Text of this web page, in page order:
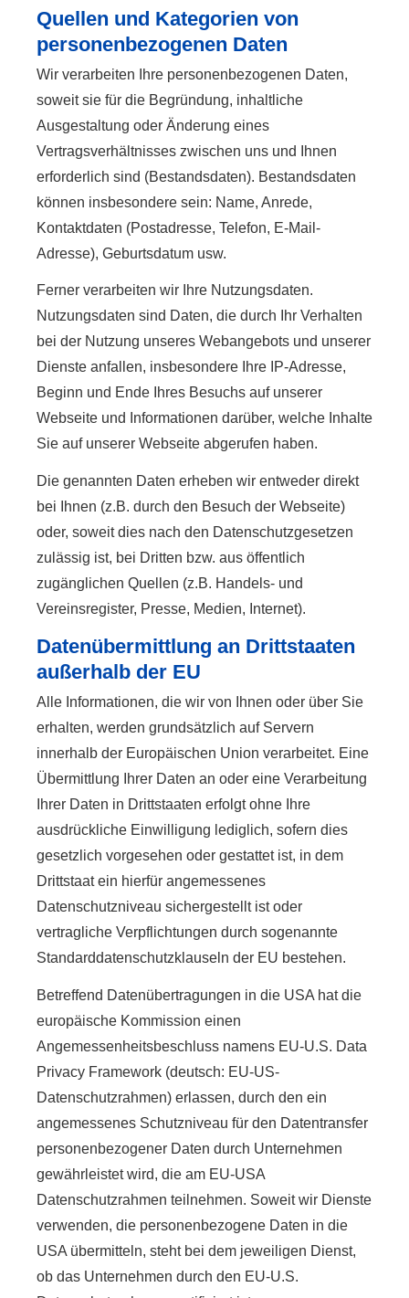
Quellen und Kategorien von
personenbezogenen Daten
Wir verarbeiten Ihre personenbezogenen Daten,
soweit sie für die Begründung, inhaltliche
Ausgestaltung oder Änderung eines
Vertragsverhältnisses zwischen uns und Ihnen
erforderlich sind (Bestandsdaten). Bestandsdaten
können insbesondere sein: Name, Anrede,
Kontaktdaten (Postadresse, Telefon, E-Mail-
Adresse), Geburts­datum usw.
Ferner verarbeiten wir Ihre Nutzungsdaten.
Nutzungsdaten sind Daten, die durch Ihr Verhalten
bei der Nutzung unseres Webangebots und unserer
Dienste anfallen, insbesondere Ihre IP-Adresse,
Beginn und Ende Ihres Besuchs auf unserer
Webseite und Informationen darüber, welche Inhalte
Sie auf unserer Webseite abgerufen haben.
Die genannten Daten erheben wir entweder direkt
bei Ihnen (z.B. durch den Besuch der Webseite)
oder, soweit dies nach den Datenschutzgesetzen
zulässig ist, bei Dritten bzw. aus öffentlich
zugänglichen Quellen (z.B. Handels- und
Vereinsregister, Presse, Medien, Internet).
Datenübermittlung an Drittstaaten
außerhalb der EU
Alle Informationen, die wir von Ihnen oder über Sie
erhalten, werden grundsätzlich auf Servern
innerhalb der Europäischen Union verarbeitet. Eine
Übermittlung Ihrer Daten an oder eine Verarbeitung
Ihrer Daten in Drittstaaten erfolgt ohne Ihre
ausdrückliche Einwilligung lediglich, sofern dies
gesetzlich vorgesehen oder gestattet ist, in dem
Drittstaat ein hierfür angemessenes
Datenschutzniveau sichergestellt ist oder
vertragliche Verpflichtungen durch sogenannte
Standarddatenschutzklauseln der EU bestehen.
Betreffend Datenübertragungen in die USA hat die
europäische Kommission einen
Angemessenheitsbeschluss namens EU-U.S. Data
Privacy Framework (deutsch: EU-US-
Datenschutzrahmen) erlassen, durch den ein
angemessenes Schutzniveau für den Datentransfer
personenbezogener Daten durch Unternehmen
gewährleistet wird, die am EU-USA
Datenschutzrahmen teilnehmen. Soweit wir Dienste
verwenden, die personenbezogene Daten in die
USA übermitteln, steht bei dem jeweiligen Dienst,
ob das Unternehmen durch den EU-U.S.